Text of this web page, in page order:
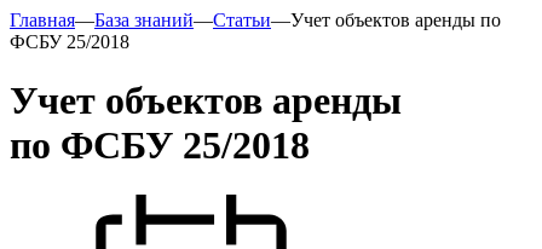
Главная—База знаний—Статьи—Учет объектов аренды по
ФСБУ 25/2018
Учет объектов аренды
по ФСБУ 25/2018